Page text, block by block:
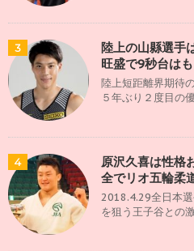
3
陸上の山縣選手
旺盛で9秒台は
陸上短距離界期待
５年ぶり２度目の
4
原沢久喜は性格
全でリオ五輪柔
2018.4.29全日本
を狙う王子谷との